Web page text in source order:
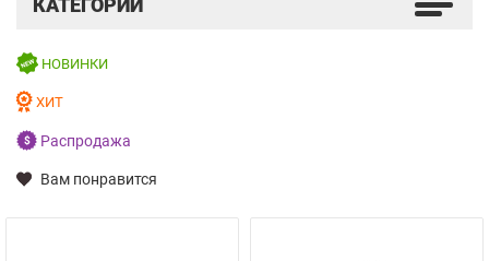
КАТЕГОРИИ
НОВИНКИ
ХИТ
Распродажа
Вам понравится